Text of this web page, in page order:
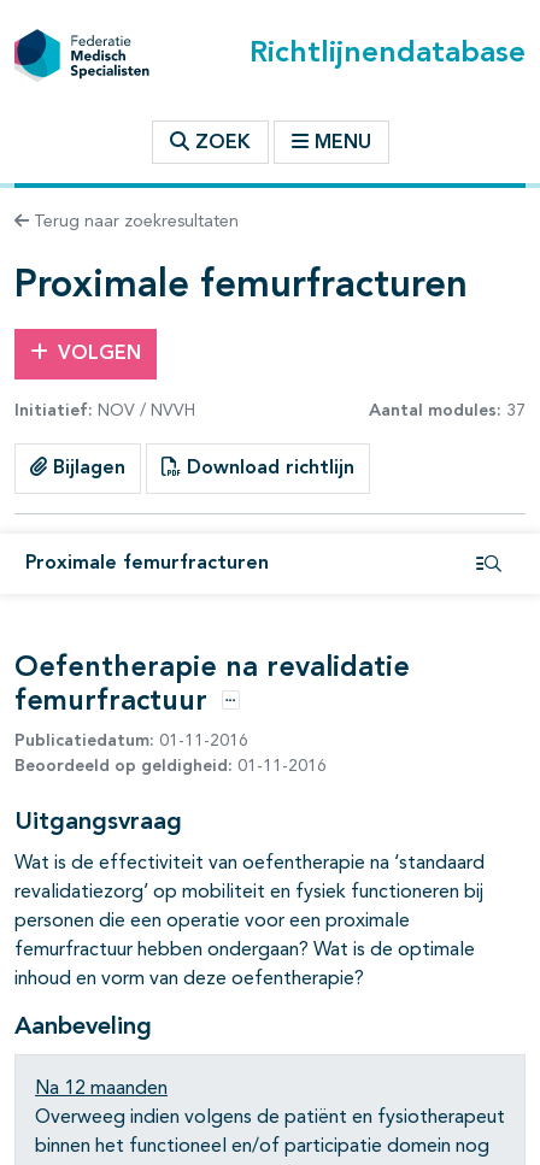
Richtlijnendatabase
ZOEK MENU
Terug naar zoekresultaten
Proximale femurfracturen
VOLGEN
Initiatief: NOV / NVVH Aantal modules: 37
Bijlagen Download richtlijn
Proximale femurfracturen
binnen deze richtlijn
open- en dichtklappen
open- en dichtklappen
open- en dichtklappen
open- en dichtklappen
open- en dichtklappen
open- en dichtklappen
open- en dichtklappen
Oefentherapie na revalidatie
femurfractuur
Opties
Publicatiedatum: 01-11-2016
Beoordeeld op geldigheid: 01-11-2016
Uitgangsvraag
Wat is de effectiviteit van oefentherapie na ‘standaard
revalidatiezorg’ op mobiliteit en fysiek functioneren bij
personen die een operatie voor een proximale
femurfractuur hebben ondergaan? Wat is de optimale
inhoud en vorm van deze oefentherapie?
Aanbeveling
Na 12 maanden
Overweeg indien volgens de patiënt en fysiotherapeut
binnen het functioneel en/of participatie domein nog